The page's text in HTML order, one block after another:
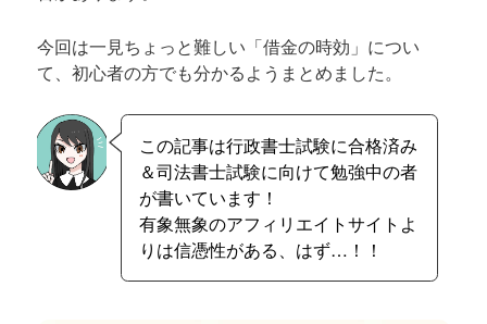
今回は一見ちょっと難しい「借金の時効」につい
て、初心者の方でも分かるようまとめました。
この記事は行政書士試験に合格済み
＆司法書士試験に向けて勉強中の者
が書いています！
有象無象のアフィリエイトサイトよ
りは信憑性がある、はず…！！